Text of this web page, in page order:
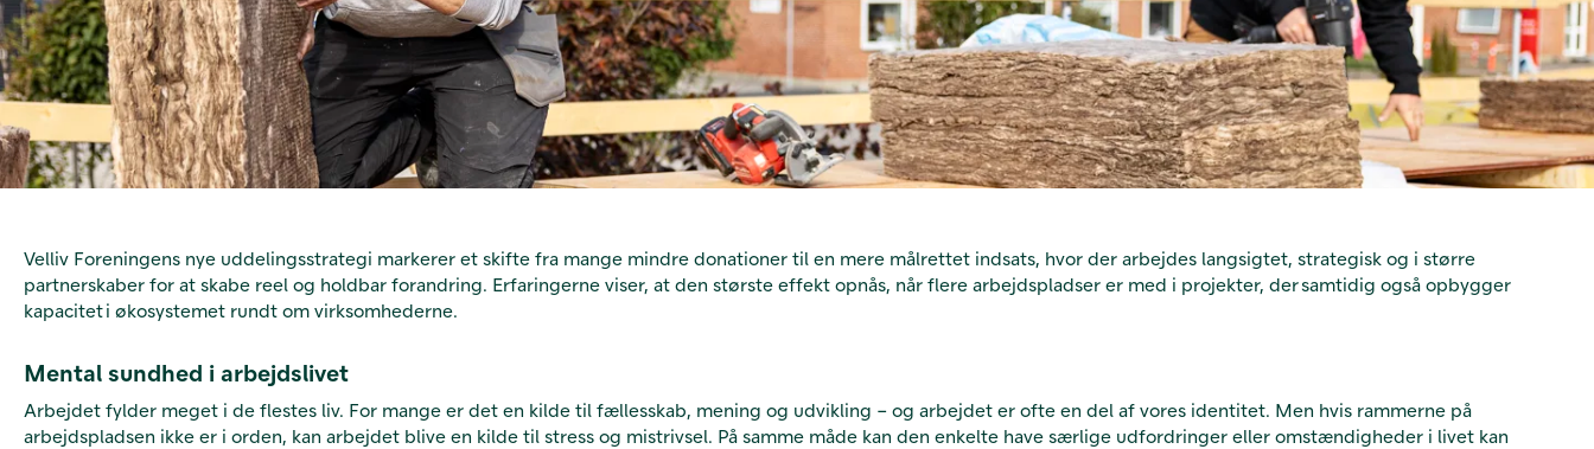
Velliv Foreningens nye uddelingsstrategi markerer et skifte fra mange mindre donationer til en mere målrettet indsats, hvor der arbejdes langsigtet, strategisk og i større
partnerskaber for at skabe reel og holdbar forandring. Erfaringerne viser, at den største effekt opnås, når flere arbejdspladser er med i projekter, der samtidig også opbygger
kapacitet i økosystemet rundt om virksomhederne.
Mental sundhed i arbejdslivet
Arbejdet fylder meget i de flestes liv. For mange er det en kilde til fællesskab, mening og udvikling – og arbejdet er ofte en del af vores identitet. Men hvis rammerne på
arbejdspladsen ikke er i orden, kan arbejdet blive en kilde til stress og mistrivsel. På samme måde kan den enkelte have særlige udfordringer eller omstændigheder i livet kan